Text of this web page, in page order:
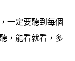
一定要聽到每個
，能看就看，多